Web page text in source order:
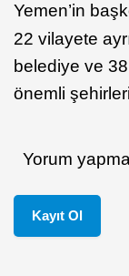
Yemen’in
22 vilayete
belediye ve
önemli şehirleri
Yorum
Kayıt Ol